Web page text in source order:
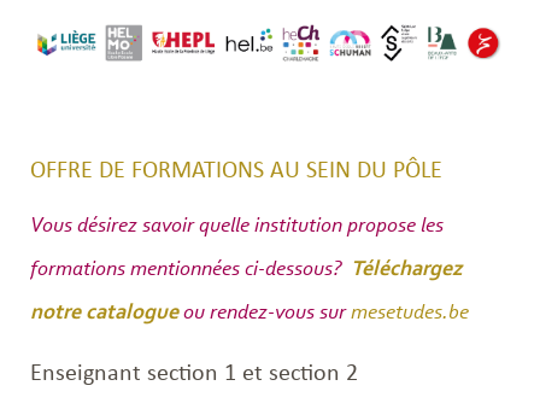
OFFRE DE FORMATIONS AU SEIN DU PÔLE
Vous désirez savoir quelle institution propose les
formations mentionnées ci-dessous?
Téléchargez
notre catalogueou rendez-vous surmesetudes.be
Enseignant section 1 et section 2